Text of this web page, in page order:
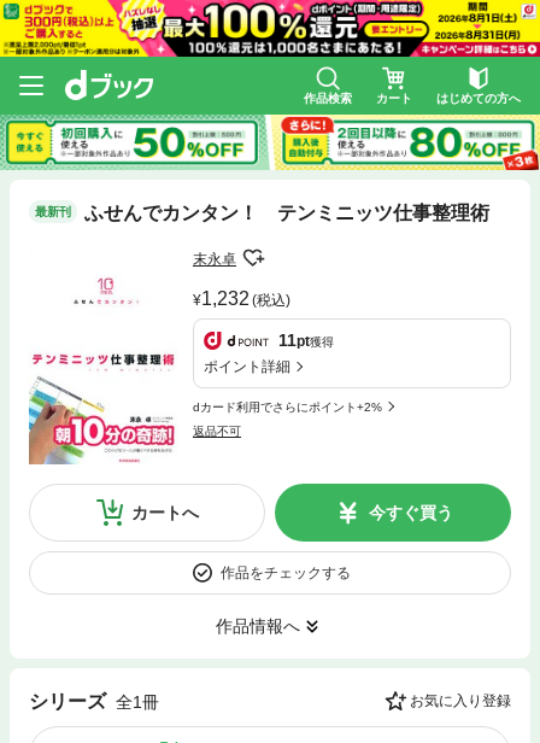
作品検索 カート はじめての方へ
最新刊 ふせんでカンタン！ テンミニッツ仕事整理術
末永卓
1,232 (税込)
11pt獲得
ポイント詳細
dカード利用でさらにポイント+2%
返品不可
カートへ 今すぐ買う
作品をチェックする
作品情報へ
シリーズ 全1冊 お気に入り登録